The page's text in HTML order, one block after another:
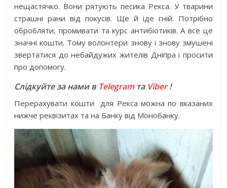
нещастячко. Вони рятують песика Рекса. У тварини
страшні рани від покусів. Ще й іде гній. Потрібно
обробляти, промивати та курс антибіотиків. А все це
значні кошти. Тому волонтери знову і знову змушені
звертатися до небайдужих жителів Дніпра і просити
про допомогу.
Слідкуйте за нами в Telegramта Viber!
Перерахувати кошти для Рекса можна по вказаних
нижче реквізитах та на Банку від Монобанку.